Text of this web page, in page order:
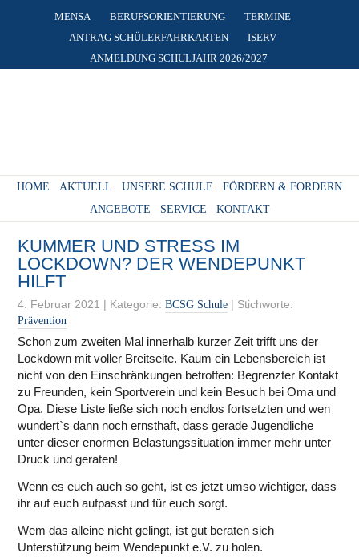
MENSA BERUFSORIENTIERUNG
TERMINE
ANTRAG SCHÜLERFAHRKARTEN
ISERV
ANMELDUNG SCHULJAHR 2026/2027
HOME AKTUELL UNSERE SCHULE
FÖRDERN & FORDERN
ANGEBOTE
SERVICE KONTAKT
KUMMER UND STRESS IM
LOCKDOWN? DER WENDEPUNKT
HILFT
4. Februar 2021 | Kategorie:BCSG Schule | Stichworte:
Prävention
Schon zum zweiten Mal innerhalb kurzer Zeit trifft uns der
Lockdown mit voller Breitseite. Kaum ein Lebensbereich ist
nicht von den Einschränkungen betroffen: Begrenzter Kontakt
zu Freunden, kein Sportverein und kein Besuch bei Oma und
Opa. Diese Liste ließe sich noch endlos fortsetzten und wen
wundert`s dann noch ernsthaft, dass gerade Jugendliche
unter dieser enormen Belastungssituation immer mehr unter
Druck und geraten!
Wenn es euch auch so geht, ist es jetzt umso wichtiger, dass
ihr auf euch aufpasst und für euch sorgt.
Wem das alleine nicht gelingt, ist gut beraten sich
Unterstützung beim Wendepunkt e.V. zu holen.